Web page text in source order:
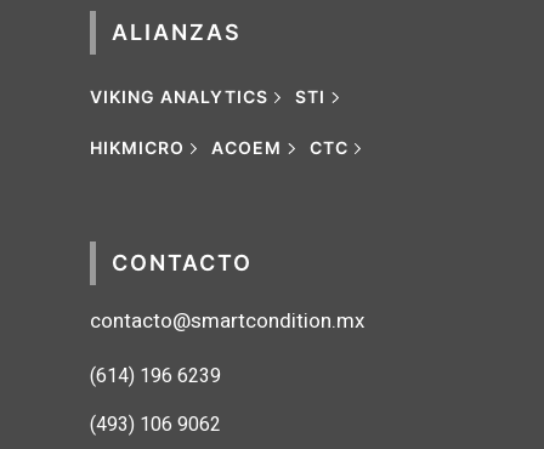
ALIANZAS
VIKING ANALYTICS STI
HIKMICRO ACOEM CTC
CONTACTO
contacto@smartcondition.mx
(614) 196 6239
(493) 106 9062